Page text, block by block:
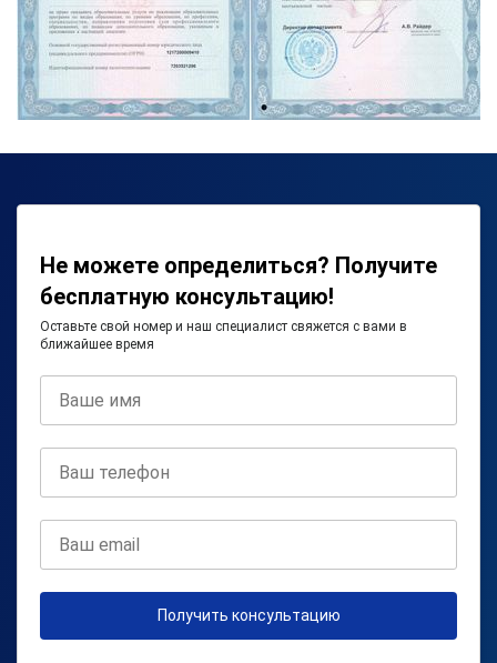
Не можете определиться? Получите
бесплатную консультацию!
Оставьте свой номер и наш специалист свяжется с вами в
ближайшее время
Получить консультацию